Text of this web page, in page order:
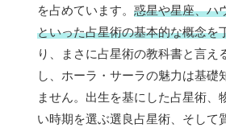
を占めています。 惑星や星座、ハ
といった占星術の基本的な概念を
り、まさに占星術の教科書と言え
し、ホーラ・サーラの魅力は基礎
ません。出生を基にした占星術、
い時期を選ぶ選良占星術、そして